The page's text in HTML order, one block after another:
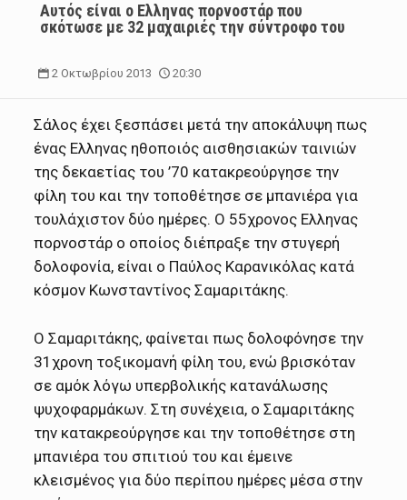
Αυτός είναι ο Ελληνας πορνοστάρ που
σκότωσε με 32 μαχαιριές την σύντροφο του
2 Οκτωβρίου 2013 20:30
Σάλος έχει ξεσπάσει μετά την αποκάλυψη πως
ένας Ελληνας ηθοποιός αισθησιακών ταινιών
της δεκαετίας του ’70 κατακρεούργησε την
φίλη του και την τοποθέτησε σε μπανιέρα για
τουλάχιστον δύο ημέρες. Ο 55χρονος Ελληνας
πορνοστάρ ο οποίος διέπραξε την στυγερή
δολοφονία, είναι ο Παύλος Καρανικόλας κατά
κόσμον Κωνσταντίνος Σαμαριτάκης.
Ο Σαμαριτάκης, φαίνεται πως δολοφόνησε την
31χρονη τοξικομανή φίλη του, ενώ βρισκόταν
σε αμόκ λόγω υπερβολικής κατανάλωσης
ψυχοφαρμάκων. Στη συνέχεια, ο Σαμαριτάκης
την κατακρεούργησε και την τοποθέτησε στη
μπανιέρα του σπιτιού του και έμεινε
κλεισμένος για δύο περίπου ημέρες μέσα στην